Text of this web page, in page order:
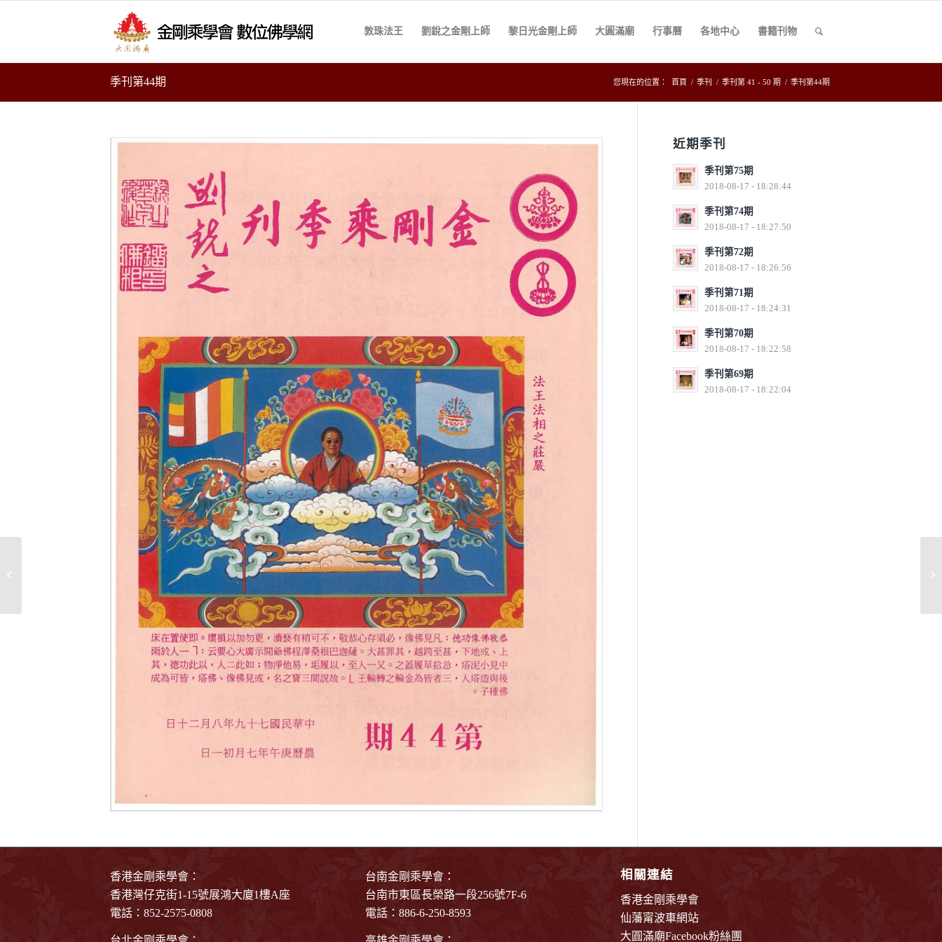
敦珠法王 劉銳之金剛上師 黎日光金剛上師 大圓滿廟 行事曆 各地中心 書籍刊物
季刊第44期 您現在的位置： 首頁 / 季刊 / 季刊第 41 - 50 期 / 季刊第44期
近期季刊
季刊第75期
2018-08-17 - 18:28:44
季刊第74期
2018-08-17 - 18:27:50
季刊第72期
2018-08-17 - 18:26:56
季刊第71期
2018-08-17 - 18:24:31
季刊第70期
2018-08-17 - 18:22:58
季刊第69期
2018-08-17 - 18:22:04
香港金剛乘學會：
香港灣仔克街1-15號展鴻大廈1樓A座
電話：852-2575-0808
台南金剛乘學會：
台南市東區長榮路一段256號7F-6
電話：886-6-250-8593
相關連結
香港金剛乘學會
仙藩甯波車網站
大圓滿廟Facebook粉絲團